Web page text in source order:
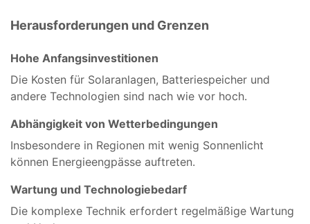
Herausforderungen und Grenzen
Hohe Anfangsinvestitionen
Die Kosten für Solaranlagen, Batteriespeicher und
andere Technologien sind nach wie vor hoch.
Abhängigkeit von Wetterbedingungen
Insbesondere in Regionen mit wenig Sonnenlicht
können Energieengpässe auftreten.
Wartung und Technologiebedarf
Die komplexe Technik erfordert regelmäßige Wartung